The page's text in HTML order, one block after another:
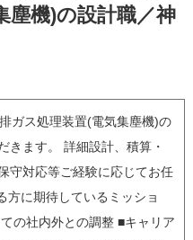
塵機)の設計職／神
ガス処理装置(電気集塵機)の
きます。 詳細設計、積算・
守対応等ご経験に応じてお任
方に期待しているミッショ
の社内外との調整 ■キャリア